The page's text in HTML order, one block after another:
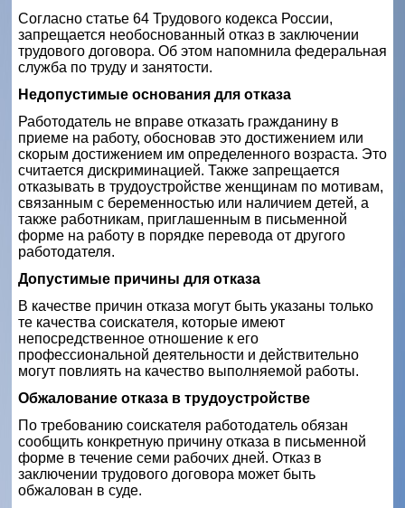
Согласно статье 64 Трудового кодекса России,
запрещается необоснованный отказ в заключении
трудового договора. Об этом напомнила федеральная
служба по труду и занятости.
Недопустимые основания для отказа
Работодатель не вправе отказать гражданину в
приеме на работу, обосновав это достижением или
скорым достижением им определенного возраста. Это
считается дискриминацией. Также запрещается
отказывать в трудоустройстве женщинам по мотивам,
связанным с беременностью или наличием детей, а
также работникам, приглашенным в письменной
форме на работу в порядке перевода от другого
работодателя.
Допустимые причины для отказа
В качестве причин отказа могут быть указаны только
те качества соискателя, которые имеют
непосредственное отношение к его
профессиональной деятельности и действительно
могут повлиять на качество выполняемой работы.
Обжалование отказа в трудоустройстве
По требованию соискателя работодатель обязан
сообщить конкретную причину отказа в письменной
форме в течение семи рабочих дней. Отказ в
заключении трудового договора может быть
обжалован в суде.